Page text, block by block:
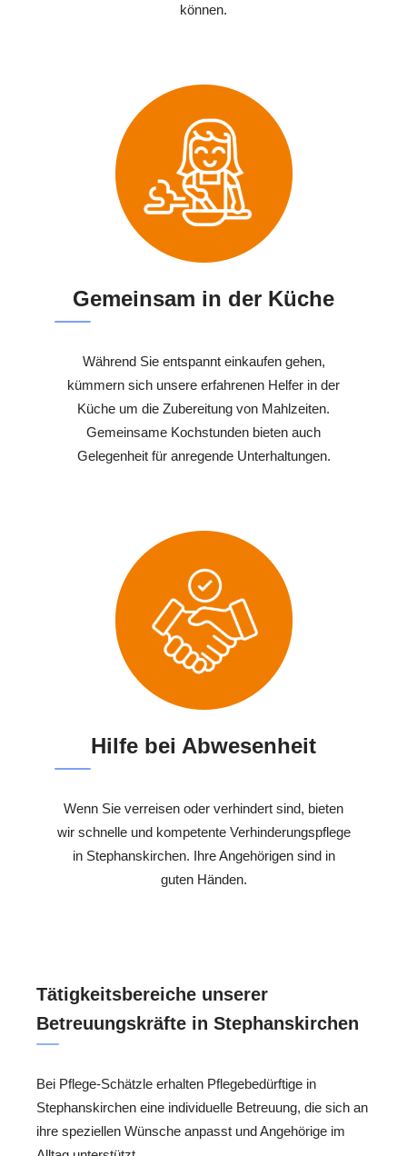
können.
Gemeinsam in der Küche
Während Sie entspannt einkaufen gehen,
kümmern sich unsere erfahrenen Helfer in der
Küche um die Zubereitung von Mahlzeiten.
Gemeinsame Kochstunden bieten auch
Gelegenheit für anregende Unterhaltungen.
Hilfe bei Abwesenheit
Wenn Sie verreisen oder verhindert sind, bieten
wir schnelle und kompetente Verhinderungspflege
in Stephanskirchen. Ihre Angehörigen sind in
guten Händen.
Tätigkeitsbereiche unserer
Betreuungskräfte in Stephanskirchen
Bei Pflege-Schätzle erhalten Pflegebedürftige in
Stephanskirchen eine individuelle Betreuung, die sich an
ihre speziellen Wünsche anpasst und Angehörige im